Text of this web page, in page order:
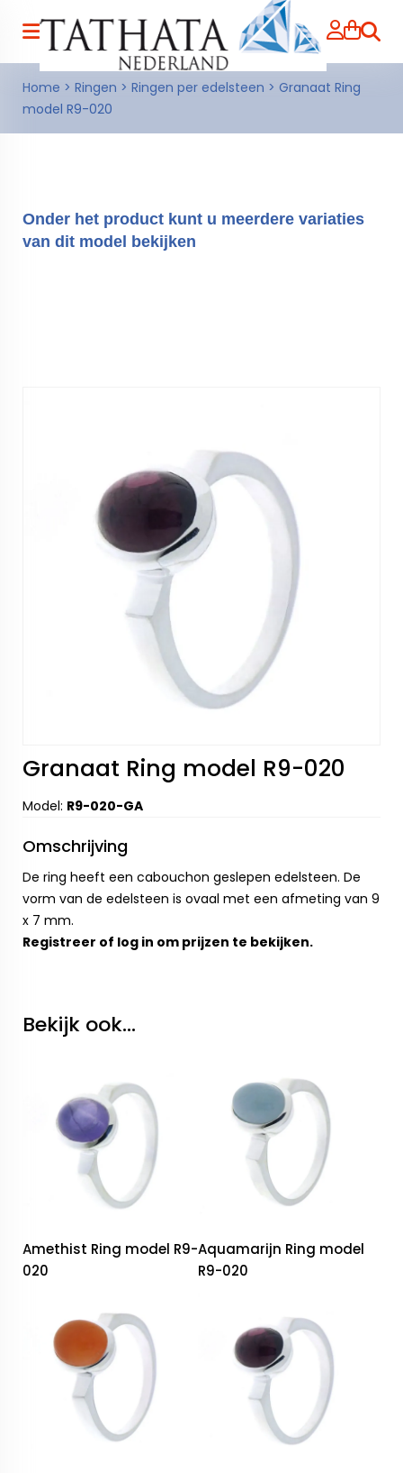
Home > Ringen > Ringen per edelsteen > Granaat Ring
model R9-020
Onder het product kunt u meerdere variaties
van dit model bekijken
Granaat Ring model R9-020
Model: R9-020-GA
Omschrijving
De ring heeft een cabouchon geslepen edelsteen. De
vorm van de edelsteen is ovaal met een afmeting van 9
x 7 mm.
Registreer of log in om prijzen te bekijken.
Bekijk ook...
Amethist Ring model R9-
020
Aquamarijn Ring model
R9-020